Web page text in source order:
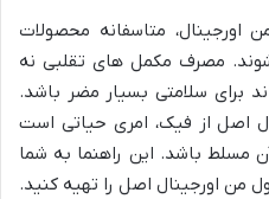
متاسفانه محصولات
مصرف مکمل های تقلبی نه
برای سلامتی بسیار مضر باشد.
اصل از فیک، امری حیاتی است
مسلط باشد. این راهنما به شما
من اورجینال اصل را تهیه کنید.